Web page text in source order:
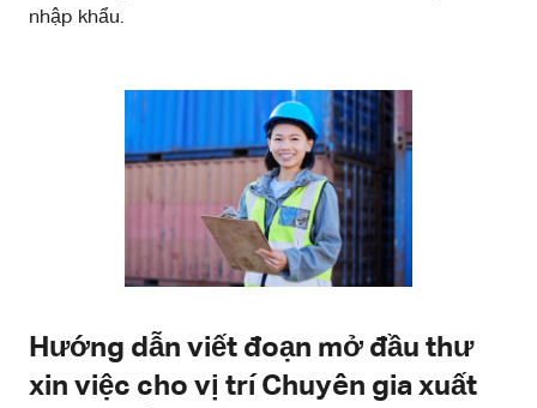
nhập khẩu.
Hướng dẫn viết đoạn mở đầu thư
xin việc cho vị trí Chuyên gia xuất